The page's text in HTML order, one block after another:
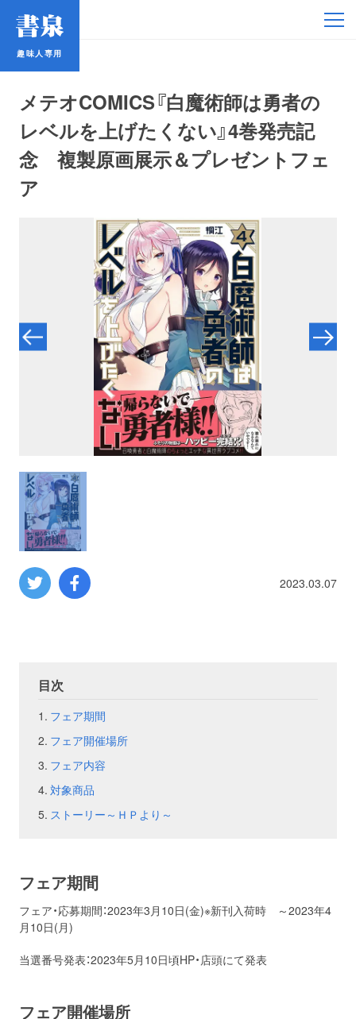
趣味人専用
メテオCOMICS『白魔術師は勇者の
レベルを上げたくない』4巻発売記
念 複製原画展示＆プレゼントフェ
ア
2023.03.07
目次
フェア期間
フェア開催場所
フェア内容
対象商品
ストーリー～ＨＰより～
フェア期間
フェア・応募期間：2023年3月10日(金)※新刊入荷時 ～2023年4
月10日(月)
当選番号発表：2023年5月10日頃HP・店頭にて発表
フェア開催場所
趣味人専用
鉄道・バス
コミック・ラノベ
プロレス
ミリタリー
お問い合わせ